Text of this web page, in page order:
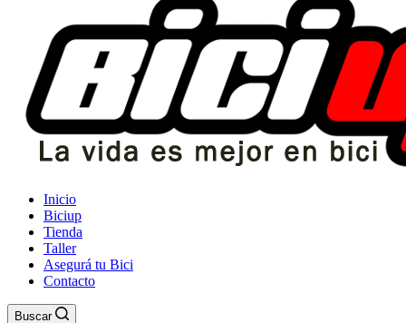
Inicio
Biciup
Tienda
Taller
Asegurá tu Bici
Contacto
Buscar